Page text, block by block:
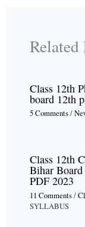
Related
Class 12th
board 12th
5 Comments/
Class 12th
Bihar
PDF 2023
11 Comments/
SYLLABUS